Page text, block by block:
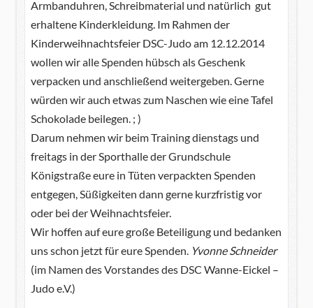
Armbanduhren, Schreibmaterial und natürlich gut
erhaltene Kinderkleidung. Im Rahmen der
Kinderweihnachtsfeier DSC-Judo am 12.12.2014
wollen wir alle Spenden hübsch als Geschenk
verpacken und anschließend weitergeben. Gerne
würden wir auch etwas zum Naschen wie eine Tafel
Schokolade beilegen. ; )
Darum nehmen wir beim Training dienstags und
freitags in der Sporthalle der Grundschule
Königstraße eure in Tüten verpackten Spenden
entgegen, Süßigkeiten dann gerne kurzfristig vor
oder bei der Weihnachtsfeier.
Wir hoffen auf eure große Beteiligung und bedanken
uns schon jetzt für eure Spenden. Yvonne Schneider
(im Namen des Vorstandes des DSC Wanne-Eickel –
Judo e.V.)